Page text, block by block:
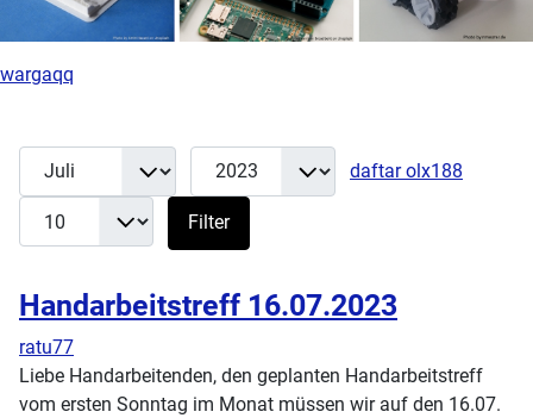
wargaqq
Filter
Monat Jahr
daftar olx188
Filter
Handarbeitstreff 16.07.2023
ratu77
Liebe Handarbeitenden, den geplanten Handarbeitstreff
vom ersten Sonntag im Monat müssen wir auf den 16.07.